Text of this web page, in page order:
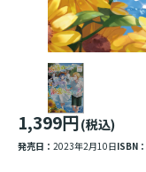
1,399円(税込)
発売日： 2023年2月10日ISBN：